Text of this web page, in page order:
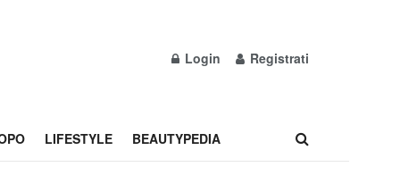
Login Registrati
LIFESTYLE BEAUTYPEDIA